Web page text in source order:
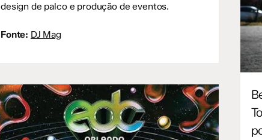
design de palco e produção de eventos.
Fonte: DJ Mag